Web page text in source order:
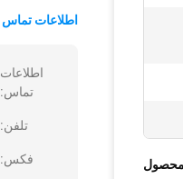
اطلاعات تماس
اطلاعات
تماس:
تلفن:
فکس: